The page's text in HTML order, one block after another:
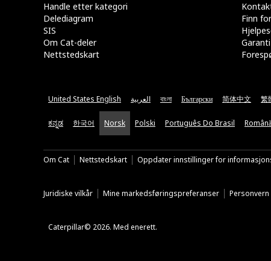
Handle etter kategori
Delediagram
SIS
Om Cat-deler
Nettstedskart
Finn
United States English العربية বাংলা Български 简体中文 繁
ಕನ್ನಡ 한국어 Norsk Polski Português Do Brasil Română
Om Cat Nettstedskart Oppdater innstillinger for
Juridiske vilkår Mine markedsføringspreferanser Personvern
Caterpillar© 2026. Med enerett.